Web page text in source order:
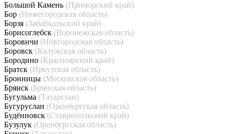
Большой Камень (Приморский край)
Бор (Нижегородская область)
Борзя (Забайкальский край)
Борисоглебск (Воронежская область)
Боровичи (Новгородская область)
Боровск (Калужская область)
Бородино (Красноярский край)
Братск (Иркутская область)
Бронницы (Московская область)
Брянск (Брянская область)
Бугульма (Татарстан)
Бугуруслан (Оренбургская область)
Будённовск (Ставропольский край)
Бузулук (Оренбургская область)